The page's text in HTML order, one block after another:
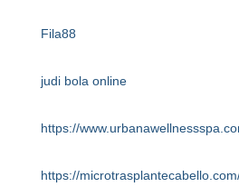
Fila88
judi bola online
https://
https://